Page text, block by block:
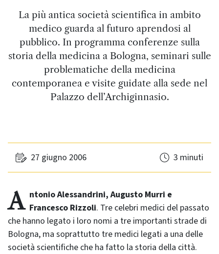
La più antica società scientifica in ambito
medico guarda al futuro aprendosi al
pubblico. In programma conferenze sulla
storia della medicina a Bologna, seminari sulle
problematiche della medicina
contemporanea e visite guidate alla sede nel
Palazzo dell’Archiginnasio.
27 giugno 2006 3 minuti
Antonio Alessandrini, Augusto Murri e Francesco Rizzoli. Tre celebri medici del passato
che hanno legato i loro nomi a tre importanti strade di
Bologna, ma soprattutto tre medici legati a una delle
società scientifiche che ha fatto la storia della città.